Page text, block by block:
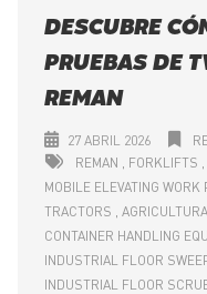
DESCUBRE
PRUEBAS DE
REMAN
27 ABRIL 2026
REMAN
FORKLIFTS
MOBILE ELEVATING WORK
TRACTORS
CONTAINER HANDLING
INDUSTRIAL FLOOR
INDUSTRIAL FLOOR